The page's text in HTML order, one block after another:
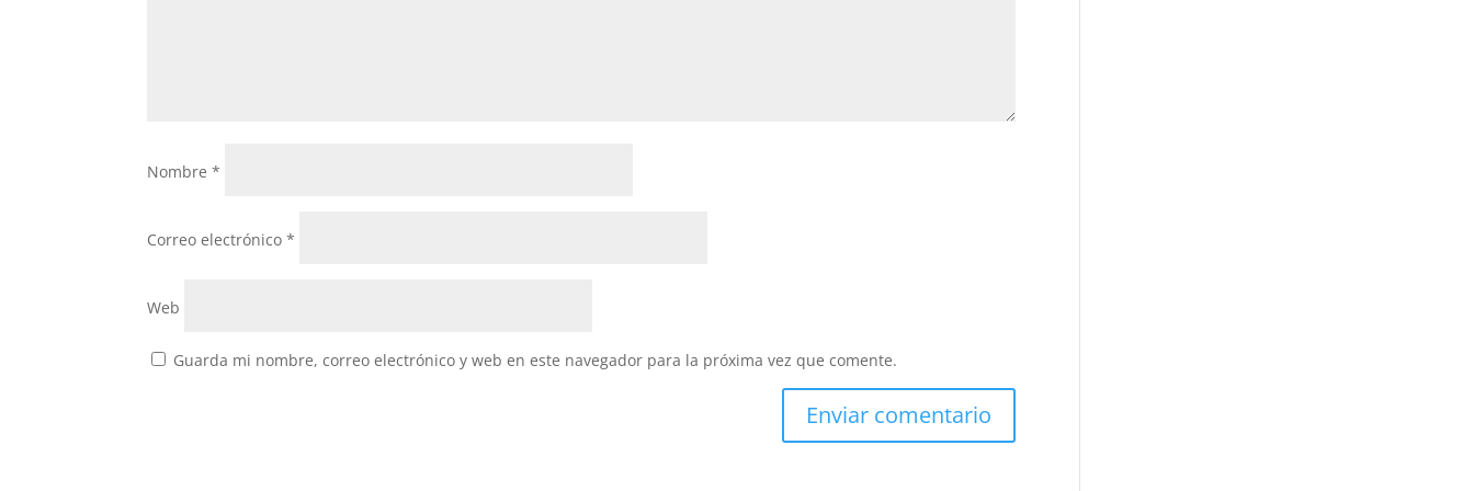
Nombre*
Correo electrónico*
Web
Guarda mi nombre, correo electrónico y web en este navegador para la próxima vez que comente.